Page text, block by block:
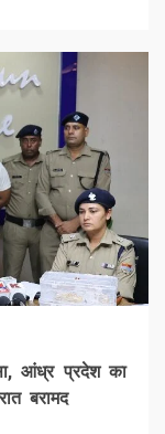
आंध्र प्रदेश का
बरामद